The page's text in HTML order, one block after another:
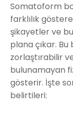
Somatoform
farklılık
şikayetler ve
plana çıkar. Bu
zorlaştırabilir
bulunamayan
gösterir. İşte
belirtileri: